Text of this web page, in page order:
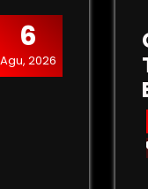
6
Agu, 2026